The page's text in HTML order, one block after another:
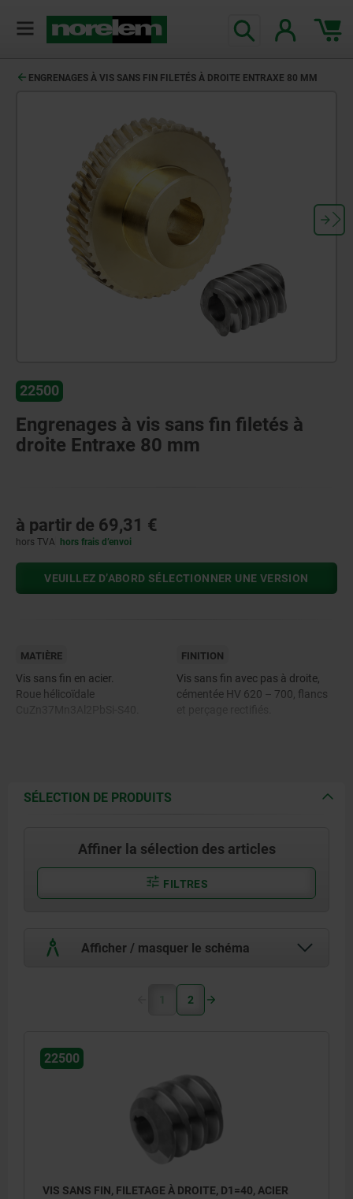
ENGRENAGES À VIS SANS FIN FILETÉS À DROITE ENTRAXE 80 MM
22500
Engrenages à vis sans fin filetés à
droite Entraxe 80 mm
à partir de 69,31 €
hors TVA hors frais d’envoi
VEUILLEZ D’ABORD SÉLECTIONNER UNE VERSION
MATIÈRE
Vis sans fin en acier.
Roue hélicoïdale
FINITION
Vis sans fin avec pas à droite,
cémentée HV 620 – 700, flancs
SÉLECTION DE PRODUITS
Affiner la sélection des articles
FILTRES
Afficher / masquer le schéma
1 2
22500
VIS SANS FIN, FILETAGE À DROITE, D1=40, ACIER